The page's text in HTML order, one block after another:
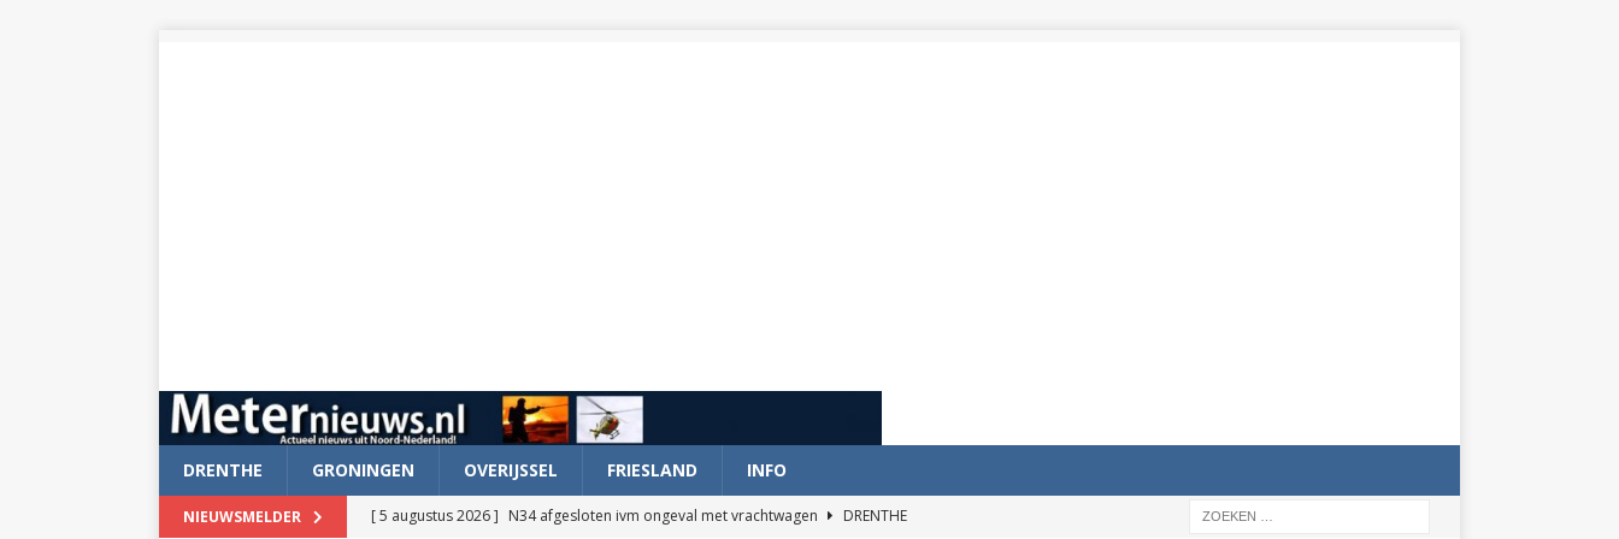
DRENTHE GRONINGEN OVERIJSSEL FRIESLAND INFO
NIEUWSMELDER [ 5 augustus 2026 ] N34 afgesloten ivm ongeval met vrachtwagen
DRENTHE